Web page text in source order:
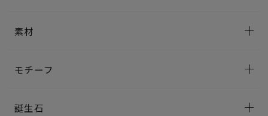
素材
モチーフ
誕生石